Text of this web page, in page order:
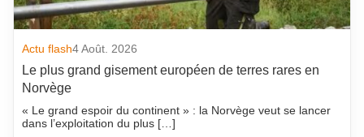
Actu flash4 Août. 2026
Le plus grand gisement européen de terres rares en
Norvège
« Le grand espoir du continent » : la Norvège veut se lancer
dans l’exploitation du plus […]